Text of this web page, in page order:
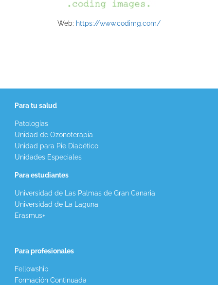
Web: https://www.codimg.com/
Para tu salud
Patologías
Unidad de Ozonoterapia
Unidad para Pie Diabético
Unidades Especiales
Para estudiantes
Universidad de Las Palmas de Gran Canaria
Universidad de La Laguna
Erasmus+
Para profesionales
Fellowship
Formación Continuada